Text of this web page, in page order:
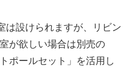
は設けられますが、リビン
が欲しい場合は別売の
ポールセット」を活用し